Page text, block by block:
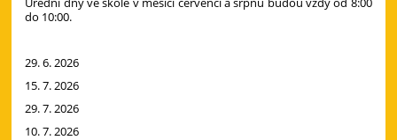
do 10:00.
29. 6. 2026
15. 7. 2026
29. 7. 2026
10. 7. 2026